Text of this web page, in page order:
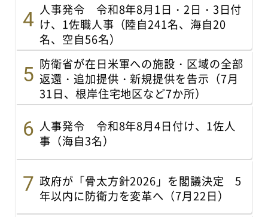
人事発令 令和8年8月1日・2日・3日付
け、1佐職人事（陸自241名、海自20
名、空自56名）
防衛省が在日米軍への施設・区域の全部
返還・追加提供・新規提供を告示（7月
31日、根岸住宅地区など7か所）
人事発令 令和8年8月4日付け、1佐人
事（海自3名）
政府が「骨太方針2026」を閣議決定 5
年以内に防衛力を変革へ（7月22日）